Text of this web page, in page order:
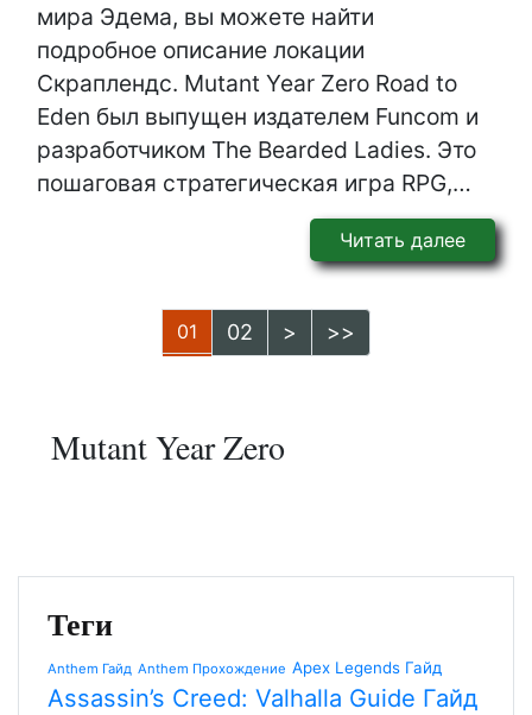
мира Эдема, вы можете найти
подробное описание локации
Скраплендс. Mutant Year Zero Road to
Eden был выпущен издателем Funcom и
разработчиком The Bearded Ladies. Это
пошаговая стратегическая игра RPG,…
Читать далее
01 02 > >>
Mutant Year Zero
Теги
Anthem Гайд Anthem Прохождение Apex Legends Гайд
Assassin’s Creed: Valhalla Guide Гайд